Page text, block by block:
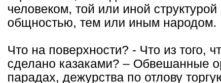
человеком, той или иной
общностью, тем или иным народом.
Что на поверхности? - Что из того,
сделано казаками? – Обвешанные
парадах, дежурства по отлову